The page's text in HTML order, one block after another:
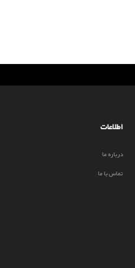
اطلاعات
درباره ما
تماس با ما